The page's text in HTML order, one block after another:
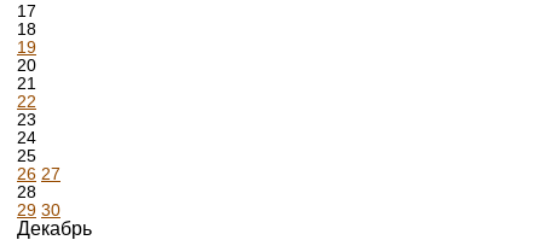
17
18
19
20
21
22
23
24
25
26 27
28
29 30
Декабрь